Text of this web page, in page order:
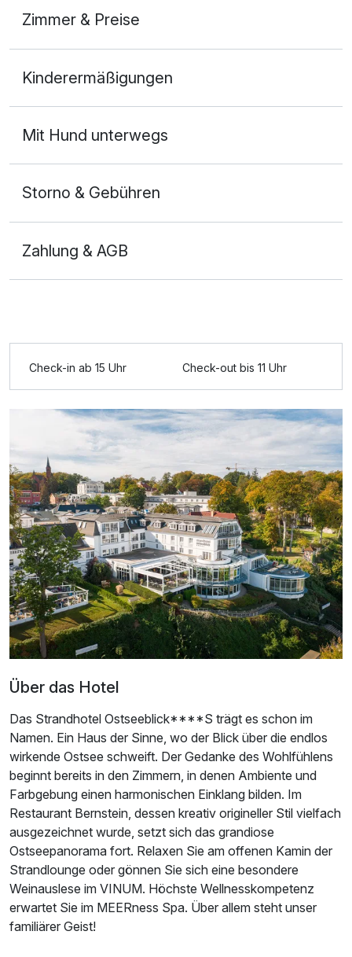
Zimmer & Preise
2 Erwachsene und 1 Kind
p.P. ab139,00 €
Doppelzimmer Meerblick
2 Erwachsene
Ausstattung
Zusatznächte
Für 2 Tage
Kinderermäßigungen
Mit Hund unterwegs
Storno & Gebühren
Zahlung & AGB
Check-in ab 15 Uhr Check-out bis 11 Uhr
Über das Hotel
Das Strandhotel Ostseeblick****S trägt es schon im
Namen. Ein Haus der Sinne, wo der Blick über die endlos
wirkende Ostsee schweift. Der Gedanke des Wohlfühlens
beginnt bereits in den Zimmern, in denen Ambiente und
Farbgebung einen harmonischen Einklang bilden. Im
Restaurant Bernstein, dessen kreativ origineller Stil vielfach
ausgezeichnet wurde, setzt sich das grandiose
Ostseepanorama fort. Relaxen Sie am offenen Kamin der
Strandlounge oder gönnen Sie sich eine besondere
Weinauslese im VINUM. Höchste Wellnesskompetenz
erwartet Sie im MEERness Spa. Über allem steht unser
familiärer Geist!